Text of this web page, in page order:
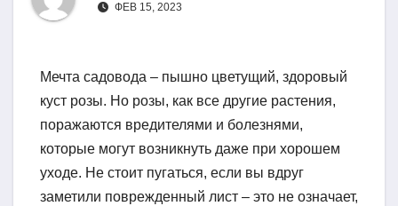
ФЕВ 15, 2023
Мечта садовода – пышно цветущий, здоровый
куст розы. Но розы, как все другие растения,
поражаются вредителями и болезнями,
которые могут возникнуть даже при хорошем
уходе. Не стоит пугаться, если вы вдруг
заметили поврежденный лист – это не означает,